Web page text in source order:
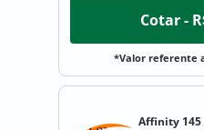
Cotar -
*Valor referente
Affinity 145